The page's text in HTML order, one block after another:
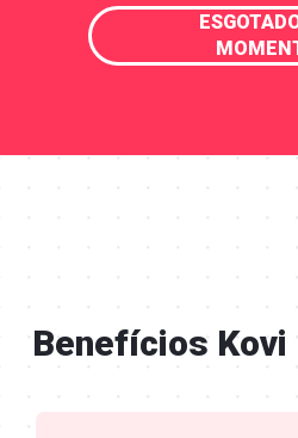
Benefícios Kovi